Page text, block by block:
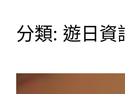
分類: 遊日資